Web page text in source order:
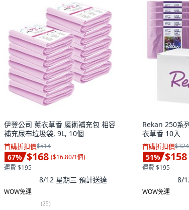
伊登公司 薰衣草香 魔術補充包 相容
補充尿布垃圾袋, 9L, 10個
首購折扣價$514
67% $168 ($16.80/1個)
運費 $195
8/12 星期三 預計送達
WOW免運
(25)
Rekan 250系
衣草香 10入
首購折扣價$324
51% $158
運費 $195
8/
WOW免運